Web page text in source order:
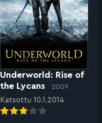
Underworld: Rise of
the Lycans
2009
Katsottu 10.1.2014